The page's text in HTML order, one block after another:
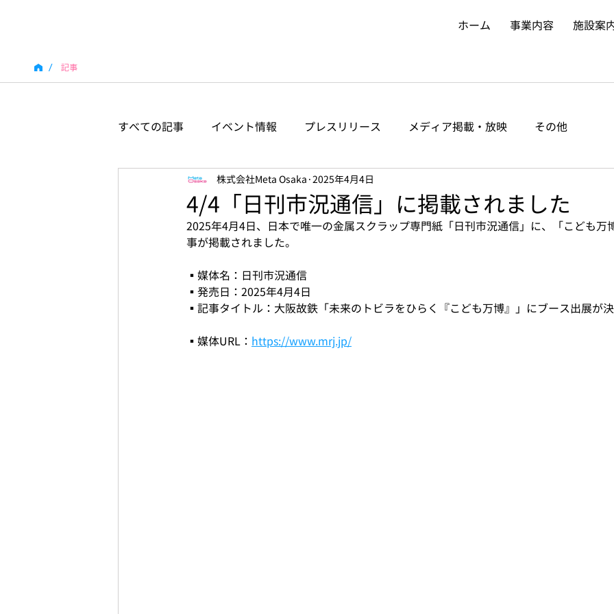
ホーム 事業内容 施設案
/ 記事
すべての記事 イベント情報 プレスリリース メディア掲載・放映 その他
4/4「日刊市況通信」に掲載されました
株式会社Meta Osaka 2025年4月4日
2025年4月4日、日本で唯一の金属スクラップ専門紙「日刊市況通信」に、「こども万
事が掲載されました。
▪️媒体名：日刊市況通信
▪️発売日：2025年4月4日
▪️記事タイトル：大阪故鉄「未来のトビラをひらく『こども万博』」にブース出展が
▪️媒体URL： https://www.mrj.jp/